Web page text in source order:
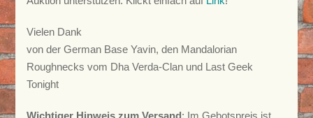
Vielen Dank
von der German Base Yavin, den Mandalorian
Roughnecks vom Dha Verda-Clan und Last Geek
Tonight
Wichtiger Hinweis zum Versand: Im Gebotspreis ist